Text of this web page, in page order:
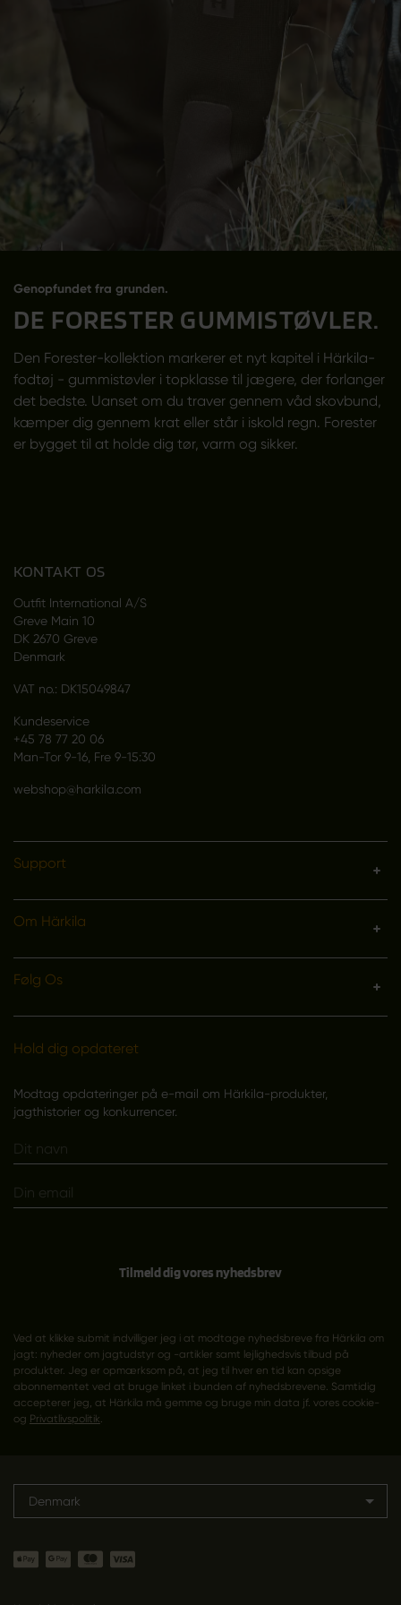
Genopfundet fra grunden.
DE FORESTER GUMMISTØVLER.
Den Forester-kollektion markerer et nyt kapitel i Härkila-
fodtøj - gummistøvler i topklasse til jægere, der forlanger
det bedste. Uanset om du traver gennem våd skovbund,
kæmper dig gennem krat eller står i iskold regn. Forester
er bygget til at holde dig tør, varm og sikker.
KONTAKT OS
Outfit International A/S
Greve Main 10
DK 2670 Greve
Denmark
VAT no.: DK15049847
Kundeservice
+45 78 77 20 06
Man-Tor 9-16, Fre 9-15:30
webshop@harkila.com
Support
Om Härkila
Følg Os
Hold dig opdateret
Modtag opdateringer på e-mail om Härkila-produkter,
jagthistorier og konkurrencer.
Tilmeld dig vores nyhedsbrev
Ved at klikke submit indvilliger jeg i at modtage nyhedsbreve fra Härkila om
jagt: nyheder om jagtudstyr og -artikler samt lejlighedsvis tilbud på
produkter. Jeg er opmærksom på, at jeg til hver en tid kan opsige
abonnementet ved at bruge linket i bunden af nyhedsbrevene. Samtidig
accepterer jeg, at Härkila må gemme og bruge min data jf. vores cookie-
og Privatlivspolitik.
Denmark